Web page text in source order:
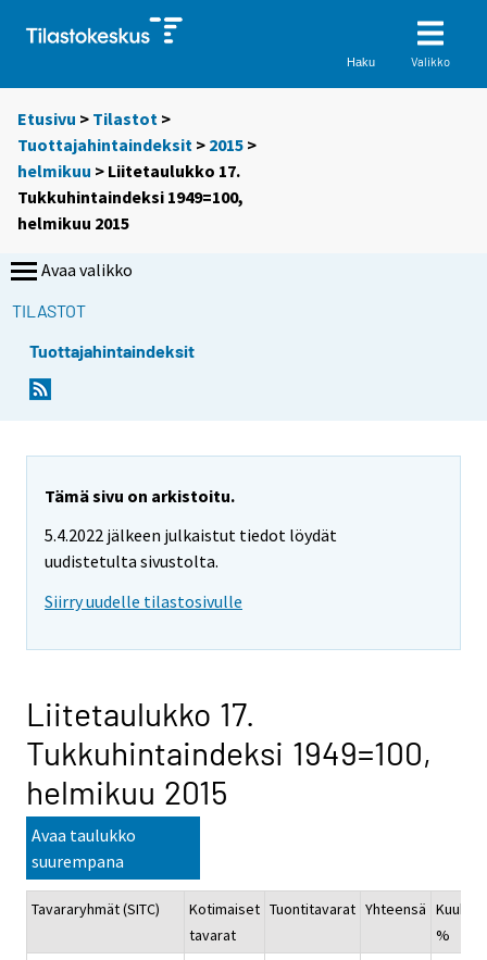
Haku Valikko
Etusivu > Tilastot >
Tuottajahintaindeksit > 2015 >
helmikuu > Liitetaulukko 17.
Tukkuhintaindeksi 1949=100,
helmikuu 2015
Avaa valikko
TILASTOT
Tuottajahintaindeksit
Tämä sivu on arkistoitu.
5.4.2022 jälkeen julkaistut tiedot löydät
uudistetulta sivustolta.
Siirry uudelle tilastosivulle
Liitetaulukko 17.
Tukkuhintaindeksi 1949=100,
helmikuu 2015
Avaa taulukko
suurempana
Tavararyhmät (SITC)
Kotimaiset
tavarat
Tuontitavarat Yhteensä
%